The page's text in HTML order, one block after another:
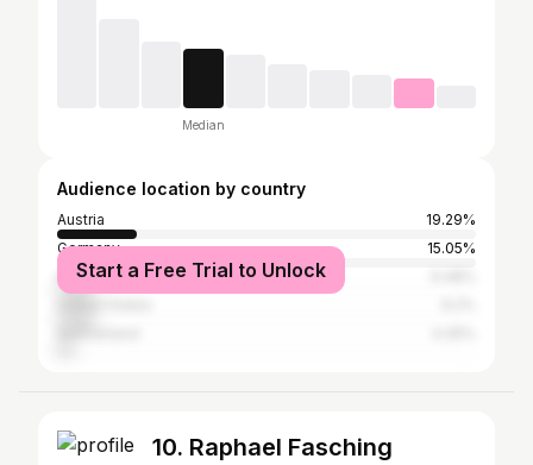
Median
Audience location by country
Austria
19.29%
Germany
15.05%
ItalyStart a Free Trial to Unlock
10. Raphael Fasching